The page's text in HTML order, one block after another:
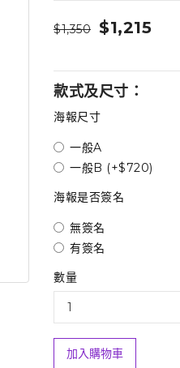
$1,350 $1,215
款式及尺寸：
海報尺寸
一般A
一般B (+$720)
海報是否簽名
無簽名
有簽名
數量
加入購物車